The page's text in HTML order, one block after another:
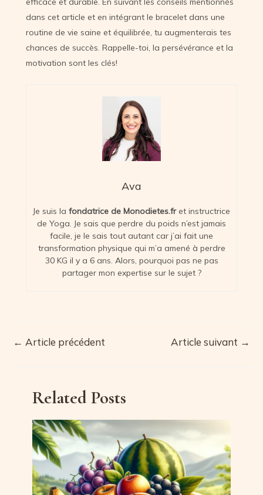
dans cet article et en intégrant le bracelet dans une
routine de vie saine et équilibrée, tu augmenterais tes
chances de succès. Rappelle-toi, la persévérance et la
motivation sont les clés!
Ava
Je suis la fondatrice de Monodietes.fret instructrice
de Yoga. Je sais que perdre du poids n’est jamais
facile, je le sais tout autant car j’ai fait une
transformation physique qui m’a amené à perdre
30 KG il y a 6 ans. Alors, pourquoi pas ne pas
partager mon expertise sur le sujet ?
Navigation
← Article précédent Article suivant →
Related Posts